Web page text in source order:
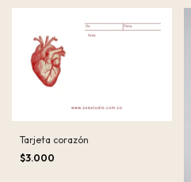
Tarjeta corazón
$3.000